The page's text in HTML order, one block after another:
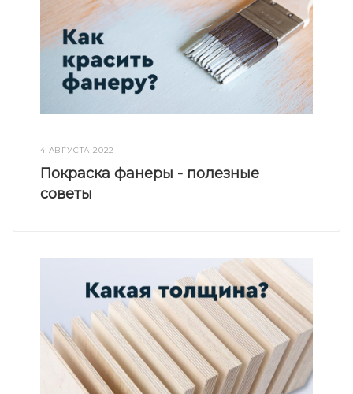
4 АВГУСТА 2022
Покраска фанеры - полезные
советы